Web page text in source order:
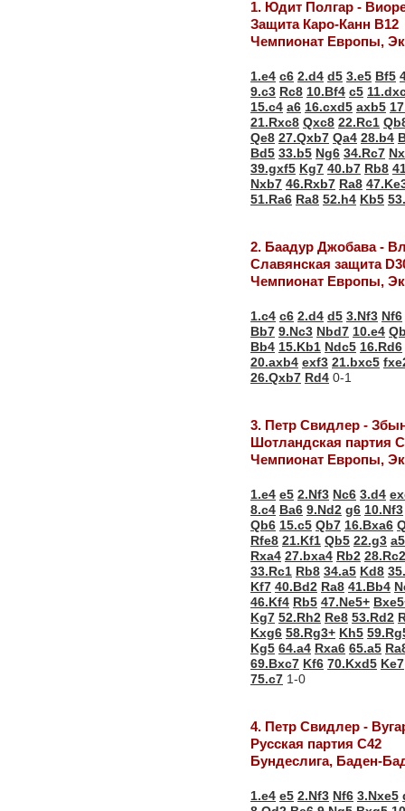
1. Юдит Полгар -
Защита Каро-Канн В12
Чемпионат Европы,
1.e4 c6 2.d4 d5 3.e5 Bf5
9.c3 Rc8 10.Bf4 c5
15.c4 a6 16.cxd5 axb5
21.Rxc8 Qxc8 22.Rc1
Qe8 27.Qxb7 Qa4 28.b4
Bd5 33.b5 Ng6 34.Rc7
39.gxf5 Kg7 40.b7 Rb8
Nxb7 46.Rxb7 Ra8
51.Ra6 Ra8 52.h4 Kb5
2. Баадур Джобава -
Славянская защита
Чемпионат Европы,
1.c4 c6 2.d4 d5 3.Nf3 Nf6
Bb7 9.Nc3 Nbd7 10.e4
Bb4 15.Kb1 Ndc5 16.Rd6
20.axb4 exf3 21.bxc5
26.Qxb7 Rd4 0-1
3. Петр Свидлер -
Шотландская партия
Чемпионат Европы,
1.e4 e5 2.Nf3 Nc6 3.d4
8.c4 Ba6 9.Nd2 g6 10.Nf3
Qb6 15.c5 Qb7 16.Bxa6
Rfe8 21.Kf1 Qb5 22.g3 a5
Rxa4 27.bxa4 Rb2 28.Rc2
33.Rc1 Rb8 34.a5 Kd8
Kf7 40.Bd2 Ra8 41.Bb4
46.Kf4 Rb5 47.Ne5+
Kg7 52.Rh2 Re8 53.Rd2
Kxg6 58.Rg3+ Kh5
Kg5 64.a4 Rxa6 65.a5
69.Bxc7 Kf6 70.Kxd5 Ke7
75.c7 1-0
4. Петр Свидлер -
Русская партия С42
Бундеслига, Баден-
1.e4 e5 2.Nf3 Nf6 3.Nxe5